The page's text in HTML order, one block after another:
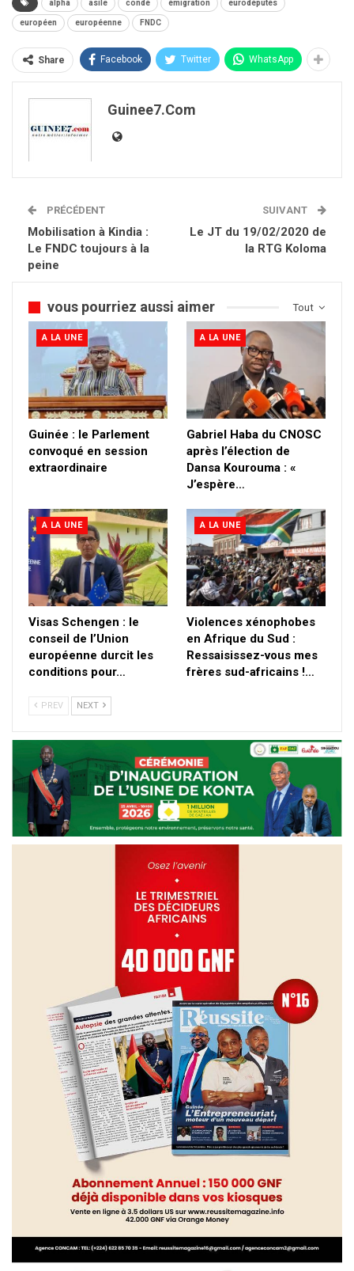
alpha asile condé émigration eurodéputés
européen européenne FNDC
Share Facebook Twitter WhatsApp
Guinee7.com
PRÉCÉDENT
Mobilisation à Kindia :
Le FNDC toujours à la
peine
SUIVANT
Le JT du 19/02/2020 de
la RTG Koloma
Tout
vous pourriez aussi aimer
A LA UNE
Guinée : le Parlement
convoqué en session
extraordinaire
A LA UNE
Gabriel Haba du CNOSC
après l’élection de
Dansa Kourouma : «
J’espère…
A LA UNE
Visas Schengen : le
conseil de l’Union
européenne durcit les
conditions pour…
A LA UNE
Violences xénophobes
en Afrique du Sud :
Ressaisissez-vous mes
frères sud-africains !…
PREV NEXT